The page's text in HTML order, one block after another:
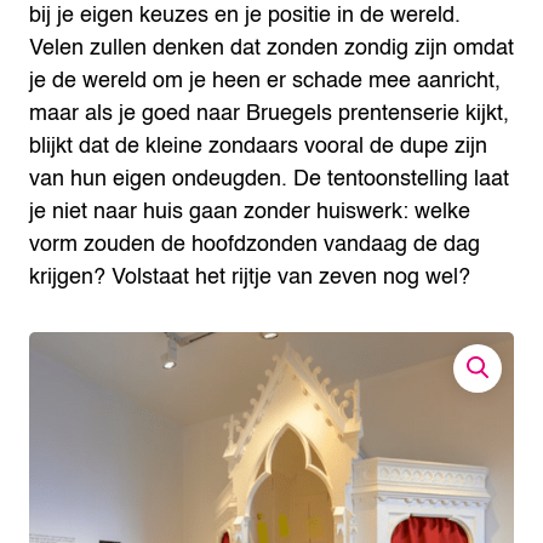
bij je eigen keuzes en je positie in de wereld.
Velen zullen denken dat zonden zondig zijn omdat
je de wereld om je heen er schade mee aanricht,
maar als je goed naar Bruegels prentenserie kijkt,
blijkt dat de kleine zondaars vooral de dupe zijn
van hun eigen ondeugden. De tentoonstelling laat
je niet naar huis gaan zonder huiswerk: welke
vorm zouden de hoofdzonden vandaag de dag
krijgen? Volstaat het rijtje van zeven nog wel?